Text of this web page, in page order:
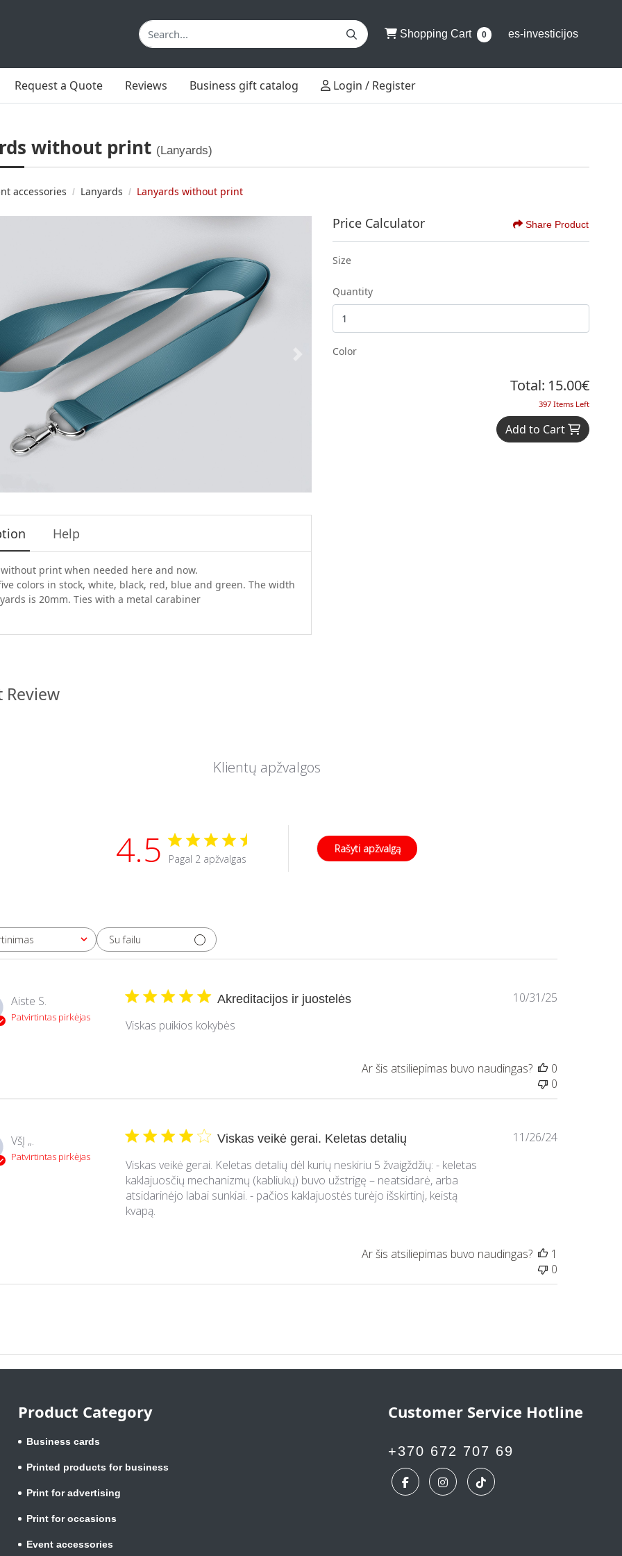
Shopping Cart
Shopping Cart 0 es-investicijos
Request a Quote Reviews Business gift catalog Login / Register
Login / Register
without print (Lanyards)
accessories Lanyards Lanyards without print
Help
print when needed here and now.
colors in stock, white, black, red, blue and green. The width
is 20mm. Ties with a metal carabiner
Price Calculator Share Product
Size
Quantity
Color
Total: 15.00€
397 Items Left
Add to Cart
Review
Klientų apžvalgos
4.5 Pagal 2 apžvalgas
Rašyti apžvalgą
Su failu
Aiste S.
Patvirtintas pirkėjas
Akreditacijos ir juostelės
Viskas puikios kokybės
Paskelbimo
10/31/25
Ar šis atsiliepimas buvo naudingas?
0
0
VšĮ „.
Patvirtintas pirkėjas
Viskas veikė gerai. Keletas detalių
Viskas veikė gerai. Keletas detalių dėl kurių neskiriu 5 žvaigždžių: - keletas
kaklajuosčių mechanizmų (kabliukų) buvo užstrigę – neatsidarė, arba
atsidarinėjo labai sunkiai. - pačios kaklajuostės turėjo išskirtinį, keistą
kvapą.
Paskelbimo
11/26/24
Ar šis atsiliepimas buvo naudingas?
1
0
Product Category
Business cards
Printed products for business
Print for advertising
Print for occasions
Event accessories
Customer Service Hotline
+370 672 707 69